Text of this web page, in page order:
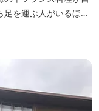
足を運ぶ人がいるほ
ときを満喫してくだ